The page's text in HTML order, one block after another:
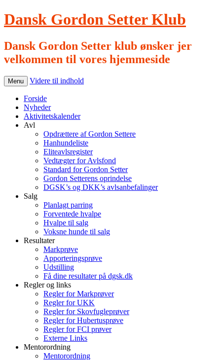
Dansk Gordon Setter Klub
Dansk Gordon Setter klub ønsker jer
velkommen til vores hjemmeside
Menu Videre til indhold
Forside
Nyheder
Aktivitetskalender
Avl
Opdrættere af Gordon Settere
Hanhundeliste
Eliteavlsregister
Vedtægter for Avlsfond
Standard for Gordon Setter
Gordon Setterens oprindelse
DGSK’s og DKK’s avlsanbefalinger
Salg
Planlagt parring
Forventede hvalpe
Hvalpe til salg
Voksne hunde til salg
Resultater
Markprøve
Apporteringsprøve
Udstilling
Få dine resultater på dgsk.dk
Regler og links
Regler for Markprøver
Regler for UKK
Regler for Skovfugleprøver
Regler for Hubertusprøve
Regler for FCI prøver
Externe Links
Mentorordning
Mentorordning